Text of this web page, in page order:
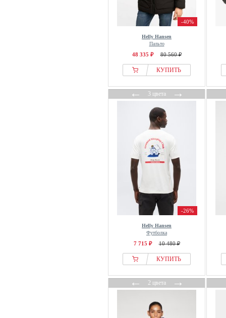
-40%
Helly Hansen
Пальто
48 335 ₽ 80 560 ₽
КУПИТЬ
←3 цвета→
-26%
Helly Hansen
Футболка
7 715 ₽ 10 480 ₽
КУПИТЬ
←2 цвета→